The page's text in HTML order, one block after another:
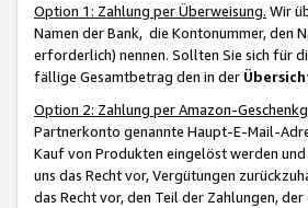
Option 1: Zahlung per Überweisung. Wir
Namen der Bank, die Kontonummer, den
erforderlich) nennen. Sollten Sie sich für
fällige Gesamtbetrag den in der
Option 2: Zahlung per Amazon-
Partnerkonto genannte Haupt-E-Mail-
Kauf von Produkten eingelöst werden
uns das Recht vor, Vergütungen
das Recht vor, den Teil der Zahlungen,